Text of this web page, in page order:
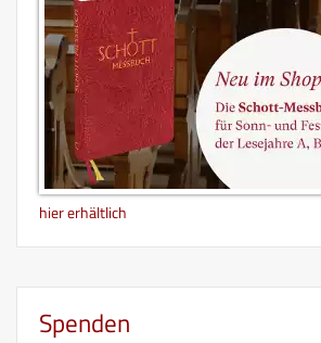
hier erhältlich
Spenden